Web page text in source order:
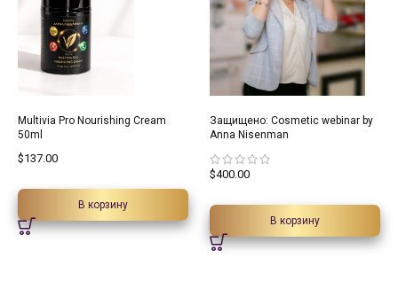
Multivia Pro Nourishing Cream
50ml
$137.00
В корзину
Защищено: Cosmetic webinar by
Anna Nisenman
$400.00
В корзину